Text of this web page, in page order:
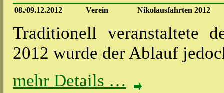
08./09.12.2012 Verein Nikolausfahrten 2012
Traditionell veranstaltete
2012 wurde der Ablauf
mehr Details …